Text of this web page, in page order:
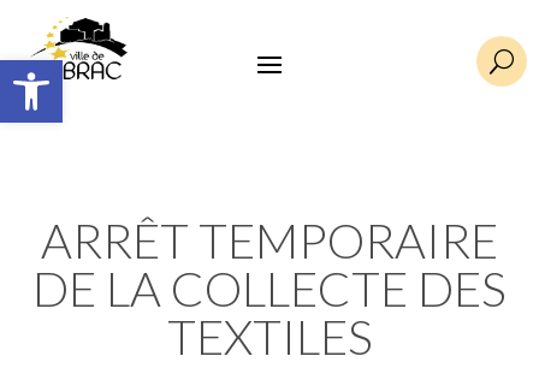
Ouvrir la barre d’outils U
ARRÊT TEMPORAIRE
DE LA COLLECTE DES
TEXTILES